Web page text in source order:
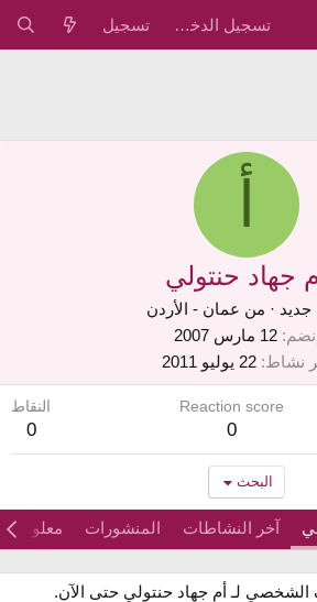
تسجيل الدخول تسجيل
أم جهاد حنتولي
جديد · من عمان - الأردن
12 مارس 2007
نشاط 22 يوليو 2011
Reaction score
0
النقاط
0
البحث
آخر النشاطات المنشورات معلومات
الشخصي لـ أم جهاد حنتولي حتى الآن.